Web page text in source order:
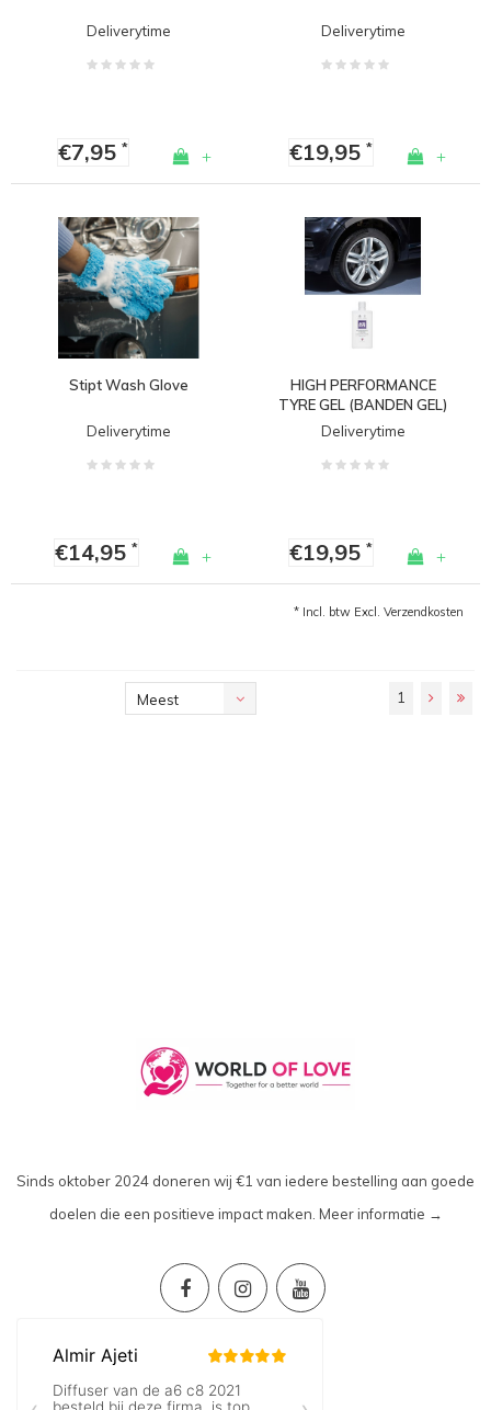
Deliverytime
€7,95* +
Deliverytime
€19,95* +
Stipt Wash Glove
Deliverytime
€14,95* +
HIGH PERFORMANCE
TYRE GEL (BANDEN GEL)
Deliverytime
€19,95* +
* Incl. btw Excl. Verzendkosten
Meest
1
Sinds oktober 2024 doneren wij €1 van iedere bestelling aan goede
doelen die een positieve impact maken. Meer informatie →